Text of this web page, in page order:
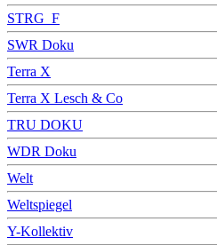
STRG_F
SWR Doku
Terra X
Terra X Lesch & Co
TRU DOKU
WDR Doku
Welt
Weltspiegel
Y-Kollektiv